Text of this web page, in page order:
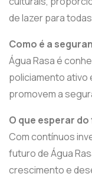
de lazer para
Como é a
Água Rasa é
policiamento ativo
promovem a
O que esperar
Com contínuos
futuro de Água
crescimento e